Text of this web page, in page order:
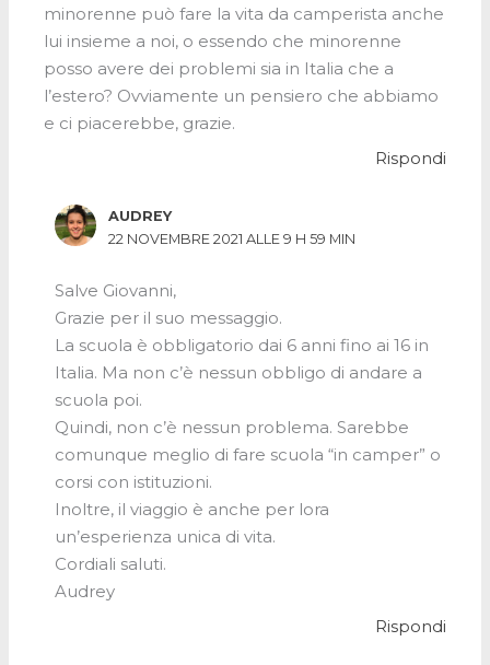
minorenne può fare la vita da camperista anche
lui insieme a noi, o essendo che minorenne
posso avere dei problemi sia in Italia che a
l’estero? Ovviamente un pensiero che abbiamo
e ci piacerebbe, grazie.
Rispondi
AUDREY
22 NOVEMBRE 2021 ALLE 9 H 59 MIN
Salve Giovanni,
Grazie per il suo messaggio.
La scuola è obbligatorio dai 6 anni fino ai 16 in
Italia. Ma non c’è nessun obbligo di andare a
scuola poi.
Quindi, non c’è nessun problema. Sarebbe
comunque meglio di fare scuola “in camper” o
corsi con istituzioni.
Inoltre, il viaggio è anche per lora
un’esperienza unica di vita.
Cordiali saluti.
Audrey
Rispondi